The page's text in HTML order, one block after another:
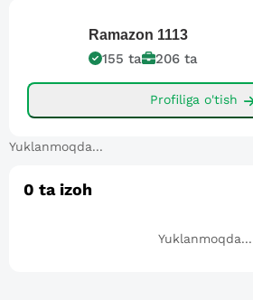
Ramazon 1113
155 ta 206 ta
Profiliga o'tish
Yuklanmoqda...
0 ta izoh
Yuklanmoqda...